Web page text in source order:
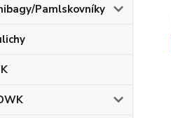
Pamlskovníky